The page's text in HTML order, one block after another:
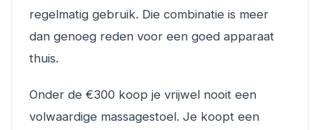
regelmatig gebruik. Die combinatie is meer
dan genoeg reden voor een goed apparaat
thuis.
Onder de €300 koop je vrijwel nooit een
volwaardige massagestoel. Je koopt een